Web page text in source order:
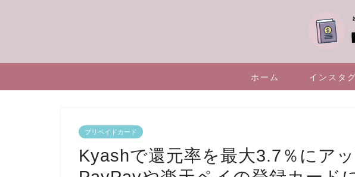
ホーム インスタ
プリペイドカード
Kyashで還元率を最大3.7％にア